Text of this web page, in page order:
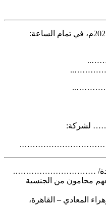
إنه في يوم: …………. الموافق: / / 2027م، في تمام الساعة:
لشركة:
………………………………….
السادة/ ………………………….
من الجنسية
المعادي – القاهرة،